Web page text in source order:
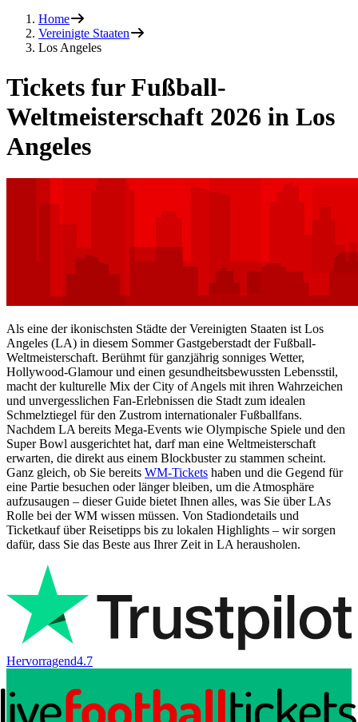
Home
Vereinigte Staaten
Los Angeles
Tickets fur Fußball-
Weltmeisterschaft 2026 in Los
Angeles
Als eine der ikonischsten Städte der Vereinigten Staaten ist Los
Angeles (LA) in diesem Sommer Gastgeberstadt der Fußball-
Weltmeisterschaft. Berühmt für ganzjährig sonniges Wetter,
Hollywood-Glamour und einen gesundheitsbewussten Lebensstil,
macht der kulturelle Mix der City of Angels mit ihren Wahrzeichen
und unvergesslichen Fan-Erlebnissen die Stadt zum idealen
Schmelztiegel für den Zustrom internationaler Fußballfans.
Nachdem LA bereits Mega-Events wie Olympische Spiele und den
Super Bowl ausgerichtet hat, darf man eine Weltmeisterschaft
erwarten, die direkt aus einem Blockbuster zu stammen scheint.
Ganz gleich, ob Sie bereits WM-Tickets haben und die Gegend für
eine Partie besuchen oder länger bleiben, um die Atmosphäre
aufzusaugen – dieser Guide bietet Ihnen alles, was Sie über LAs
Rolle bei der WM wissen müssen. Von Stadiondetails und
Ticketkauf über Reisetipps bis zu lokalen Highlights – wir sorgen
dafür, dass Sie das Beste aus Ihrer Zeit in LA herausholen.
Hervorragend4.7